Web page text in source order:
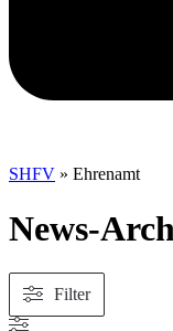
SHFV » Ehrenamt
News-
Filter